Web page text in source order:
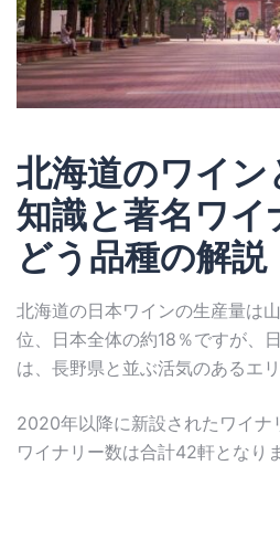
北海道のワイン
知識と著名ワイ
どう品種の解説
北海道の日本ワインの生産量は
位、日本全体の約18％ですが、
は、長野県と並ぶ活気のあるエリ
2020年以降に新設されたワイナ
ワイナリー数は合計42軒となり